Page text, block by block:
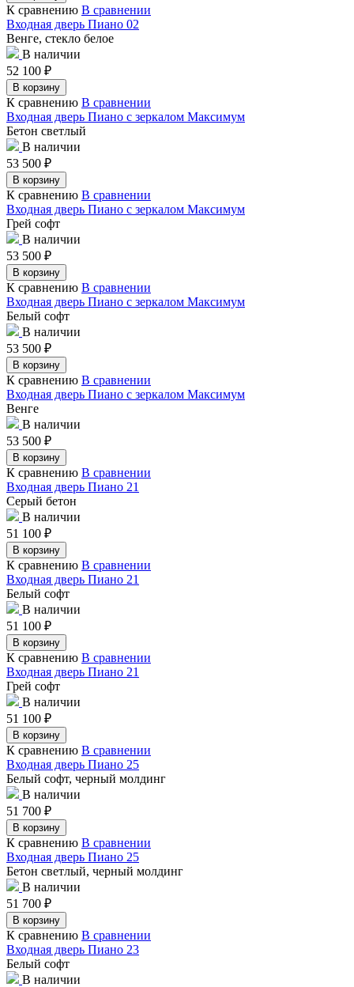
К сравнению В сравнении
Входная дверь Пиано 02
Венге, стекло белое
В наличии
52 100 ₽
В корзину
К сравнению В сравнении
Входная дверь Пиано с зеркалом Максимум
Бетон светлый
В наличии
53 500 ₽
В корзину
К сравнению В сравнении
Входная дверь Пиано с зеркалом Максимум
Грей софт
В наличии
53 500 ₽
В корзину
К сравнению В сравнении
Входная дверь Пиано с зеркалом Максимум
Белый софт
В наличии
53 500 ₽
В корзину
К сравнению В сравнении
Входная дверь Пиано с зеркалом Максимум
Венге
В наличии
53 500 ₽
В корзину
К сравнению В сравнении
Входная дверь Пиано 21
Серый бетон
В наличии
51 100 ₽
В корзину
К сравнению В сравнении
Входная дверь Пиано 21
Белый софт
В наличии
51 100 ₽
В корзину
К сравнению В сравнении
Входная дверь Пиано 21
Грей софт
В наличии
51 100 ₽
В корзину
К сравнению В сравнении
Входная дверь Пиано 25
Белый софт, черный молдинг
В наличии
51 700 ₽
В корзину
К сравнению В сравнении
Входная дверь Пиано 25
Бетон светлый, черный молдинг
В наличии
51 700 ₽
В корзину
К сравнению В сравнении
Входная дверь Пиано 23
Белый софт
В наличии